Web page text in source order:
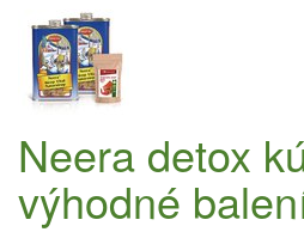
Neera detox
výhodné